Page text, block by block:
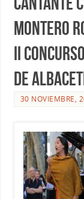
Montero
II
de
30 NOVIEMBRE,